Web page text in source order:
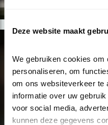
Deze website maakt
We gebruiken cookies om
personaliseren, om
om ons websiteverkeer te
informatie over uw
voor social media,
kunnen deze gegevens